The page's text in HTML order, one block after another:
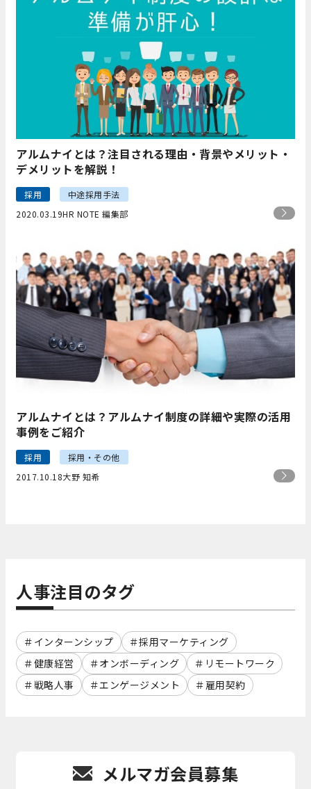
アルムナイとは？注目される理由・背景やメリット・
デメリットを解説！
採用
中途採用手法
2020.03.19HR NOTE 編集部
アルムナイとは？アルムナイ制度の詳細や実際の活用
事例をご紹介
採用
採用・その他
2017.10.18大野 知希
人事注目のタグ
インターンシップ
採用マーケティング
健康経営
オンボーディング
リモートワーク
戦略人事
エンゲージメント 雇用契約
メルマガ会員募集